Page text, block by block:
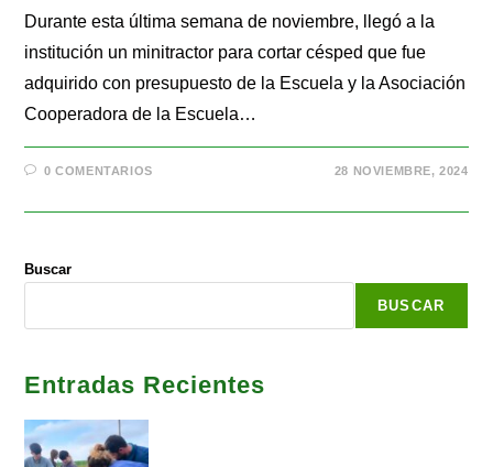
Durante esta última semana de noviembre, llegó a la
institución un minitractor para cortar césped que fue
adquirido con presupuesto de la Escuela y la Asociación
Cooperadora de la Escuela…
0 COMENTARIOS 28 NOVIEMBRE, 2024
Buscar
BUSCAR
Entradas Recientes